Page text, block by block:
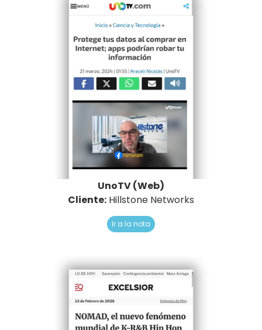
UnoTV (Web)
Cliente: Hillstone Networks
Ir a la nota